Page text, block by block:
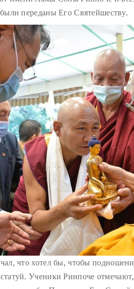
переданы Его Святейшеству.
что хотел бы, чтобы
Ученики Ринпоче